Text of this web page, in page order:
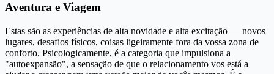
Aventura e Viagem
Estas são as experiências de alta novidade e alta excitação — novos
lugares, desafios físicos, coisas ligeiramente fora da vossa zona de
conforto. Psicologicamente, é a categoria que impulsiona a
"autoexpansão", a sensação de que o relacionamento vos está a